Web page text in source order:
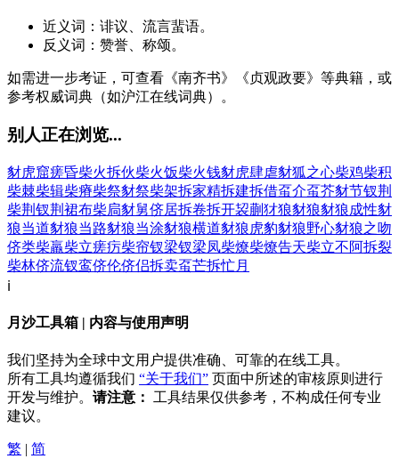
近义词：诽议、流言蜚语。
反义词：赞誉、称颂。
如需进一步考证，可查看《南齐书》《贞观政要》等典籍，或
参考权威词典（如沪江在线词典）。
别人正在浏览...
豺虎窟瘥昏柴火拆伙柴火饭柴火钱豺虎肆虐豺狐之心柴鸡柴积
柴棘柴辑柴瘠柴祭豺祭柴架拆家精拆建拆借虿介虿芥豺节钗荆
柴荆 钗荆裙布柴扃豺舅侪居拆卷拆开袃蒯犲狼豺狼豺狼成性豺
狼当道豺狼当路豺狼当涂豺狼横道豺狼虎豹豺狼野心豺狼之吻
侪类柴羸柴立瘥疠柴帘钗梁钗梁凤柴燎柴燎告天柴立不阿拆裂
柴林侪流钗鸾侪伦侪侣拆卖虿芒拆忙月
ℹ️
月沙工具箱 | 内容与使用声明
我们坚持为全球中文用户提供准确、可靠的在线工具。
所有工具均遵循我们 “关于我们” 页面中所述的审核原则进行
开发与维护。 请注意：
工具结果仅供参考，不构成任何专业
建议。
繁 | 简